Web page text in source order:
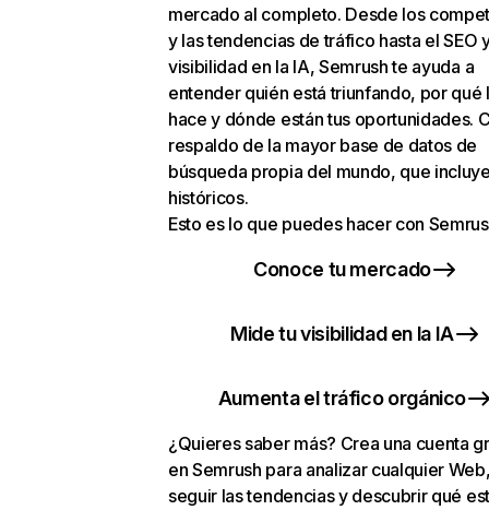
mercado al completo. Desde los
y las tendencias de tráfico hasta el SEO
visibilidad en la IA, Semrush te ayuda a
entender quién está triunfando, por qué
hace y dónde están tus oportunidades.
respaldo de la mayor base de datos de
búsqueda propia del mundo, que
históricos.
Esto es lo que puedes hacer con
Conoce tu mercado
Mide tu visibilidad en la IA
Aumenta el tráfico orgánico
¿Quieres saber más? Crea una cuenta
en Semrush para analizar cualquier
seguir las tendencias y descubrir qué